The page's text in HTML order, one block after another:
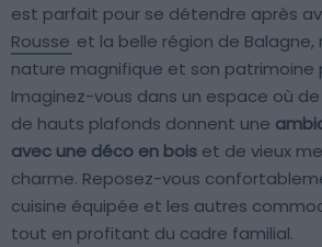
est parfait pour se détendre après
Rousse et la belle région de
nature magnifique et son patrimoine
Imaginez-vous dans un espace où
de hauts plafonds donnent une
avec une déco en bois et de vieux
charme. Reposez-vous
cuisine équipée et les autres
tout en profitant du cadre familial.